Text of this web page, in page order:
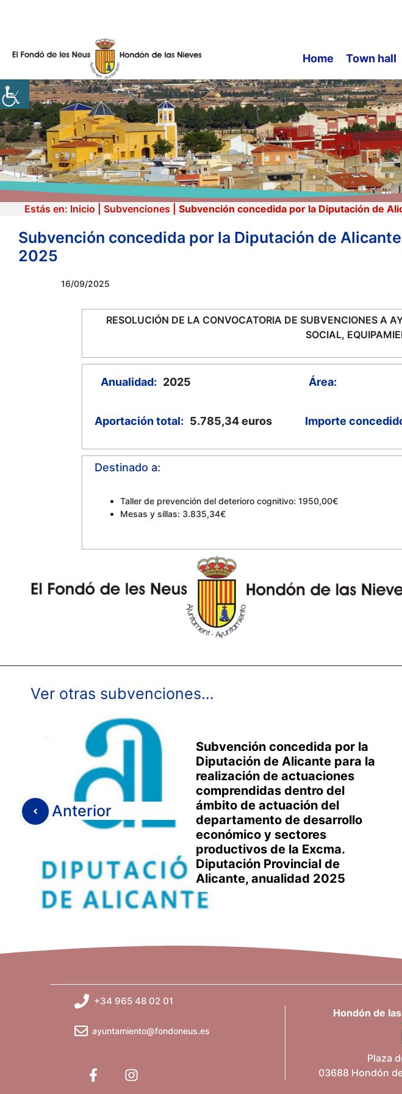
Home Town hall
Estás en: Inicio Subvenciones Subvención concedida por la Diputación de
Subvención concedida por la Diputación de
2025
16/09/2025
RESOLUCIÓN DE LA CONVOCATORIA DE SUBVENCIONES A
SOCIAL,
Anualidad: 2025 Área:
Aportación total: 5.785,34 euros Importe
Destinado a:
Taller de prevención del deterioro cognitivo: 1950,00€
Mesas y sillas: 3.835,34€
Ver otras subvenciones…
Anterior
Subvención concedida por la
Diputación de Alicante para la
realización de actuaciones
comprendidas dentro del
ámbito de actuación del
departamento de desarrollo
económico y sectores
productivos de la Excma.
Diputación Provincial de
Alicante, anualidad 2025
+34 965 48 02 01
ayuntamiento@fondoneus.es
Hondón de
Plaza
03688 Hondón